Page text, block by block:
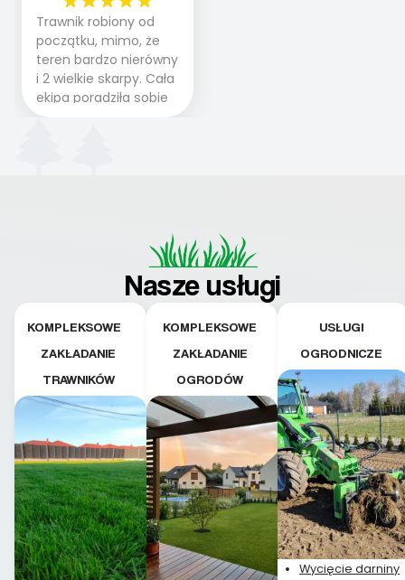
Trawnik robiony od
początku, mimo, że
teren bardzo nierówny
i 2 wielkie skarpy. Cała
ekipa poradziła sobie
WSPANIALE od
pielęgnacji trawnika
teraz i na późniejszym
etapie jest dużym
plusem. Teraz razem
z dzieckiem i małym
pięknym trawnikiem :)
A trawa robi efekt
WOW. Polecam firmę
Nasze usługi
KOMPLEKSOWE
ZAKŁADANIE
TRAWNIKÓW
KOMPLEKSOWE
ZAKŁADANIE
OGRODÓW
USŁUGI
OGRODNICZE
Wycięcie darniny